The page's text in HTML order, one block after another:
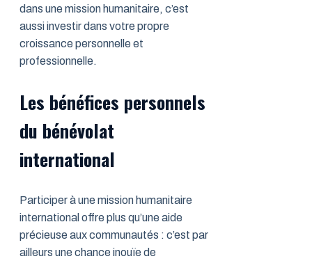
dans une mission humanitaire, c’est
aussi investir dans votre propre
croissance personnelle et
professionnelle.
Les bénéfices personnels
du bénévolat
international
Participer à une mission humanitaire
international offre plus qu’une aide
précieuse aux communautés : c’est par
ailleurs une chance inouïe de